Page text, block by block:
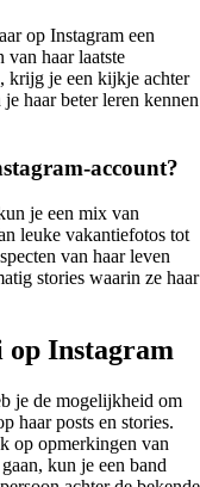
op Instagram een
haar laatste
krijg je een kijkje achter
haar beter leren kennen
account?
je een mix van
leuke vakantiefotos tot
van haar leven
stories waarin ze haar
Instagram
je de mogelijkheid om
haar posts en stories.
op opmerkingen van
kun je een band